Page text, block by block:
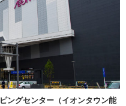
ングセンター（イオンタウン能